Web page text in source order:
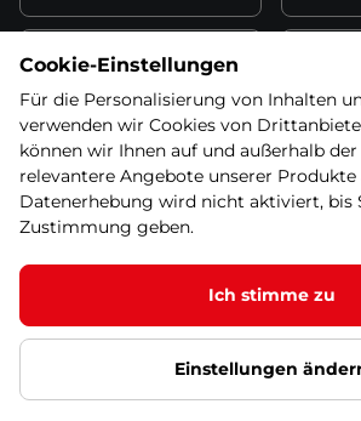
Datenschutzerklärung
Wiederufsbelehrung mit Link
zum Formular
Informationen zu Elektro-
und Elektonikgeräten
© 2026 SEVEN SPORT s.r.o Alle Rechte
Datenschutzgrundsätze Google Datenschutz
Partnerseiten Cookie-Einstellungen
Cookie-Einstellungen
Für die Personalisierung von Inhalten
verwenden wir Cookies von
können wir Ihnen auf und außerhalb
relevantere Angebote unserer Produkte
Datenerhebung wird nicht aktiviert, bis
Zustimmung geben.
Ich stimme zu
Einstellungen